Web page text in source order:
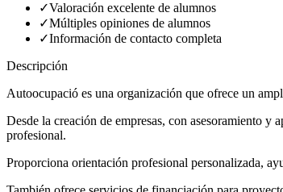
✓Valoración excelente de alumnos
✓Múltiples opiniones de alumnos
✓Información de contacto completa
Descripción
Autoocupació es una organización que ofrece un
Desde la creación de empresas, con asesoramiento
profesional.
Proporciona orientación profesional personalizada,